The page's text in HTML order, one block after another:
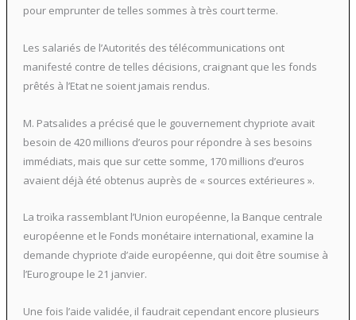
pour emprunter de telles sommes à très court terme.
Les salariés de l’Autorités des télécommunications ont
manifesté contre de telles décisions, craignant que les fonds
prêtés à l’Etat ne soient jamais rendus.
M. Patsalides a précisé que le gouvernement chypriote avait
besoin de 420 millions d’euros pour répondre à ses besoins
immédiats, mais que sur cette somme, 170 millions d’euros
avaient déjà été obtenus auprès de « sources extérieures ».
La troïka rassemblant l’Union européenne, la Banque centrale
européenne et le Fonds monétaire international, examine la
demande chypriote d’aide européenne, qui doit être soumise à
l’Eurogroupe le 21 janvier.
Une fois l’aide validée, il faudrait cependant encore plusieurs